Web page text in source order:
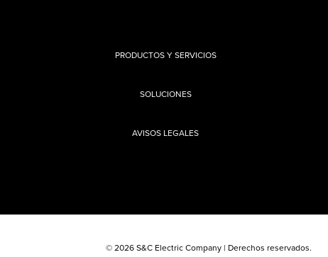
PRODUCTOS Y SERVICIOS
SOLUCIONES
AVISOS LEGALES
© 2026 S&C Electric Company | Derechos reservados.